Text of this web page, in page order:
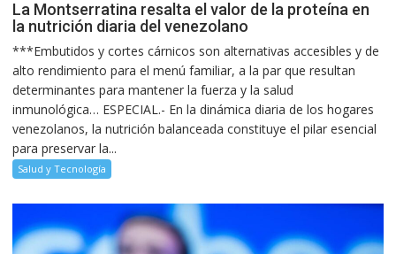
La Montserratina resalta el valor de la proteína en
la nutrición diaria del venezolano
***Embutidos y cortes cárnicos son alternativas accesibles y de
alto rendimiento para el menú familiar, a la par que resultan
determinantes para mantener la fuerza y la salud
inmunológica… ESPECIAL.- En la dinámica diaria de los hogares
venezolanos, la nutrición balanceada constituye el pilar esencial
para preservar la...
Salud y Tecnología